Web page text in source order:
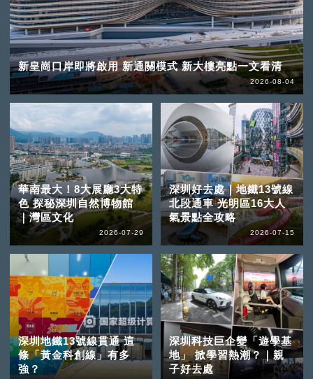
新皇崗口岸即將啟用 新通關模式 新大樓亮點一文看清
2026-08-04
華南最大！8大展廳3大特
色 探秘深圳自然博物館
｜灣區文化
2026-07-29
深圳好去處｜地鐵13號線
北段通車 光明區16大人
氣景點全攻略
2026-07-15
深圳地鐵13號線貫通 這
條「黃金科創線」有多
強？
深圳科技巨企變「遊學基
地」 掀學習熱潮？｜親
子好去處